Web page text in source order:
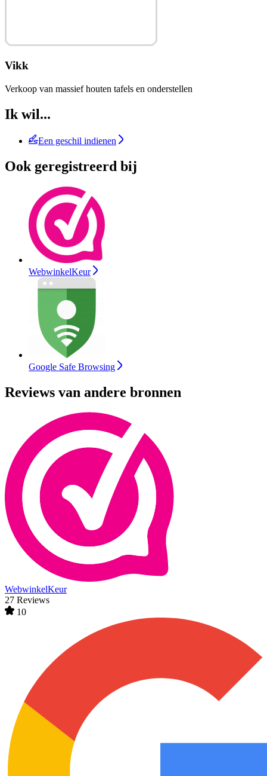
Vikk
Verkoop van massief houten tafels en onderstellen
Ik wil...
Een geschil indienen
Ook geregistreerd bij
WebwinkelKeur
Google Safe Browsing
Reviews van andere bronnen
WebwinkelKeur
27 Reviews
10